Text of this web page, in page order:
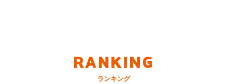
RANKING
ランキング